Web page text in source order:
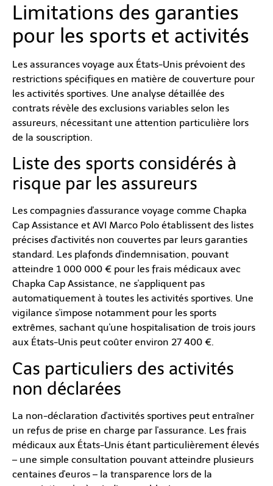
Limitations des garanties
pour les sports et activités
Les assurances voyage aux États-Unis prévoient des
restrictions spécifiques en matière de couverture pour
les activités sportives. Une analyse détaillée des
contrats révèle des exclusions variables selon les
assureurs, nécessitant une attention particulière lors
de la souscription.
Liste des sports considérés à
risque par les assureurs
Les compagnies d'assurance voyage comme Chapka
Cap Assistance et AVI Marco Polo établissent des listes
précises d'activités non couvertes par leurs garanties
standard. Les plafonds d'indemnisation, pouvant
atteindre 1 000 000 € pour les frais médicaux avec
Chapka Cap Assistance, ne s'appliquent pas
automatiquement à toutes les activités sportives. Une
vigilance s'impose notamment pour les sports
extrêmes, sachant qu'une hospitalisation de trois jours
aux États-Unis peut coûter environ 27 400 €.
Cas particuliers des activités
non déclarées
La non-déclaration d'activités sportives peut entraîner
un refus de prise en charge par l'assurance. Les frais
médicaux aux États-Unis étant particulièrement élevés
– une simple consultation pouvant atteindre plusieurs
centaines d'euros – la transparence lors de la